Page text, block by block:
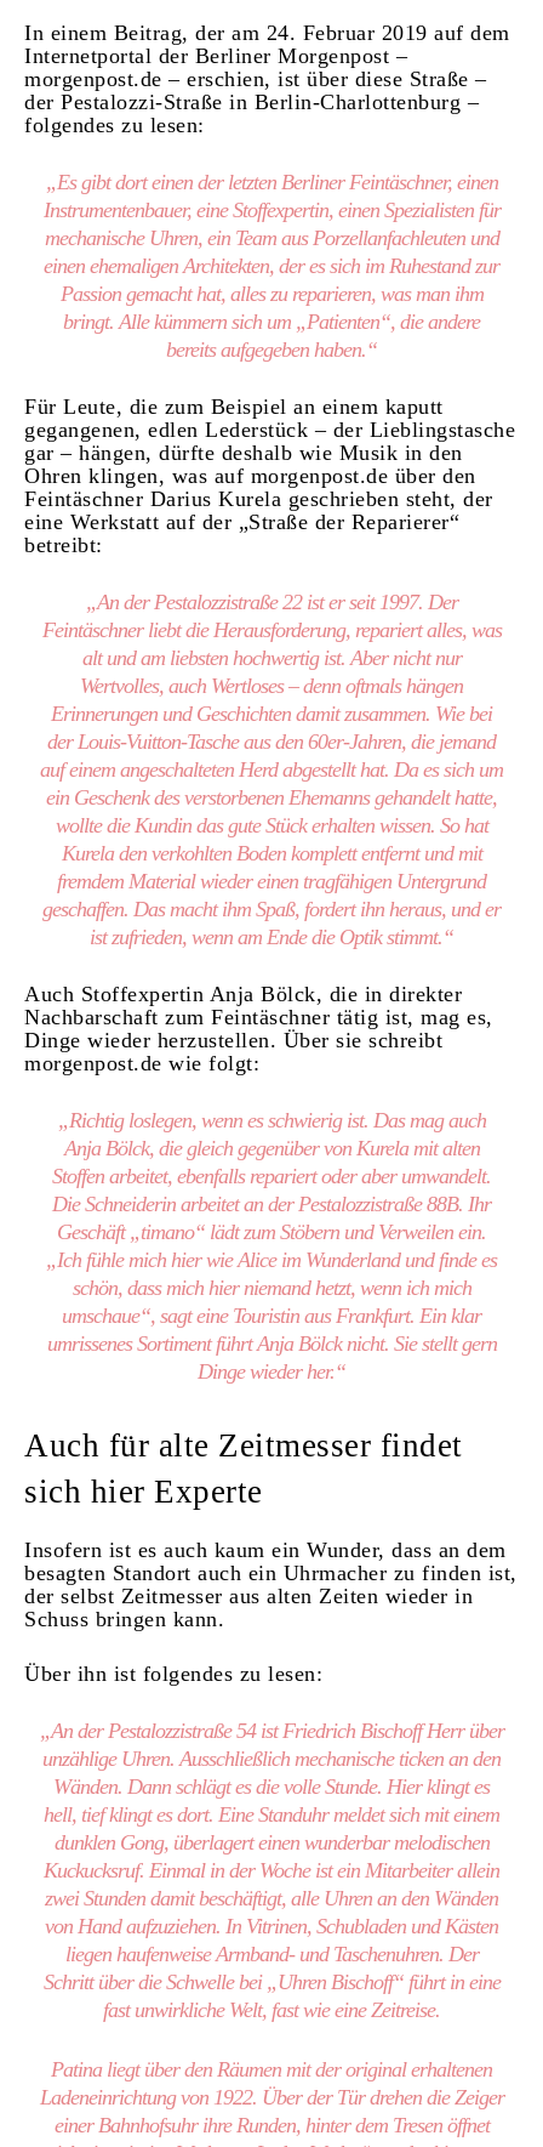
In einem Beitrag, der am 24. Februar 2019 auf dem
Internetportal der Berliner Morgenpost –
morgenpost.de – erschien, ist über diese Straße –
der Pestalozzi-Straße in Berlin-Charlottenburg –
folgendes zu lesen:
„Es gibt dort einen der letzten Berliner Feintäschner, einen
Instrumentenbauer, eine Stoffexpertin, einen Spezialisten für
mechanische Uhren, ein Team aus Porzellanfachleuten und
einen ehemaligen Architekten, der es sich im Ruhestand zur
Passion gemacht hat, alles zu reparieren, was man ihm
bringt. Alle kümmern sich um „Patienten“, die andere
bereits aufgegeben haben.“
Für Leute, die zum Beispiel an einem kaputt
gegangenen, edlen Lederstück – der Lieblingstasche
gar – hängen, dürfte deshalb wie Musik in den
Ohren klingen, was auf morgenpost.de über den
Feintäschner Darius Kurela geschrieben steht, der
eine Werkstatt auf der „Straße der Reparierer“
betreibt:
„An der Pestalozzistraße 22 ist er seit 1997. Der
Feintäschner liebt die Herausforderung, repariert alles, was
alt und am liebsten hochwertig ist. Aber nicht nur
Wertvolles, auch Wertloses – denn oftmals hängen
Erinnerungen und Geschichten damit zusammen. Wie bei
der Louis-Vuitton-Tasche aus den 60er-Jahren, die jemand
auf einem angeschalteten Herd abgestellt hat. Da es sich um
ein Geschenk des verstorbenen Ehemanns gehandelt hatte,
wollte die Kundin das gute Stück erhalten wissen. So hat
Kurela den verkohlten Boden komplett entfernt und mit
fremdem Material wieder einen tragfähigen Untergrund
geschaffen. Das macht ihm Spaß, fordert ihn heraus, und er
ist zufrieden, wenn am Ende die Optik stimmt.“
Auch Stoffexpertin Anja Bölck, die in direkter
Nachbarschaft zum Feintäschner tätig ist, mag es,
Dinge wieder herzustellen. Über sie schreibt
morgenpost.de wie folgt:
„Richtig loslegen, wenn es schwierig ist. Das mag auch
Anja Bölck, die gleich gegenüber von Kurela mit alten
Stoffen arbeitet, ebenfalls repariert oder aber umwandelt.
Die Schneiderin arbeitet an der Pestalozzistraße 88B. Ihr
Geschäft „timano“ lädt zum Stöbern und Verweilen ein.
„Ich fühle mich hier wie Alice im Wunderland und finde es
schön, dass mich hier niemand hetzt, wenn ich mich
umschaue“, sagt eine Touristin aus Frankfurt. Ein klar
umrissenes Sortiment führt Anja Bölck nicht. Sie stellt gern
Dinge wieder her.“
Auch für alte Zeitmesser findet
sich hier Experte
Insofern ist es auch kaum ein Wunder, dass an dem
besagten Standort auch ein Uhrmacher zu finden ist,
der selbst Zeitmesser aus alten Zeiten wieder in
Schuss bringen kann.
Über ihn ist folgendes zu lesen:
„An der Pestalozzistraße 54 ist Friedrich Bischoff Herr über
unzählige Uhren. Ausschließlich mechanische ticken an den
Wänden. Dann schlägt es die volle Stunde. Hier klingt es
hell, tief klingt es dort. Eine Standuhr meldet sich mit einem
dunklen Gong, überlagert einen wunderbar melodischen
Kuckucksruf. Einmal in der Woche ist ein Mitarbeiter allein
zwei Stunden damit beschäftigt, alle Uhren an den Wänden
von Hand aufzuziehen. In Vitrinen, Schubladen und Kästen
liegen haufenweise Armband- und Taschenuhren. Der
Schritt über die Schwelle bei „Uhren Bischoff“ führt in eine
fast unwirkliche Welt, fast wie eine Zeitreise.
Patina liegt über den Räumen mit der original erhaltenen
Ladeneinrichtung von 1922. Über der Tür drehen die Zeiger
einer Bahnhofsuhr ihre Runden, hinter dem Tresen öffnet